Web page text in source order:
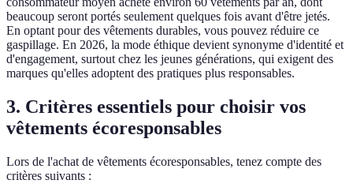
beaucoup seront portés seulement quelques fois avant d'être jetés.
En optant pour des vêtements durables, vous pouvez réduire ce
gaspillage. En 2026, la mode éthique devient synonyme d'identité et
d'engagement, surtout chez les jeunes générations, qui exigent des
marques qu'elles adoptent des pratiques plus responsables.
3. Critères essentiels pour choisir vos
vêtements écoresponsables
Lors de l'achat de vêtements écoresponsables, tenez compte des
critères suivants :